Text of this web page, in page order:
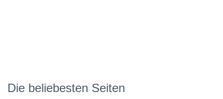
Die beliebesten Seiten